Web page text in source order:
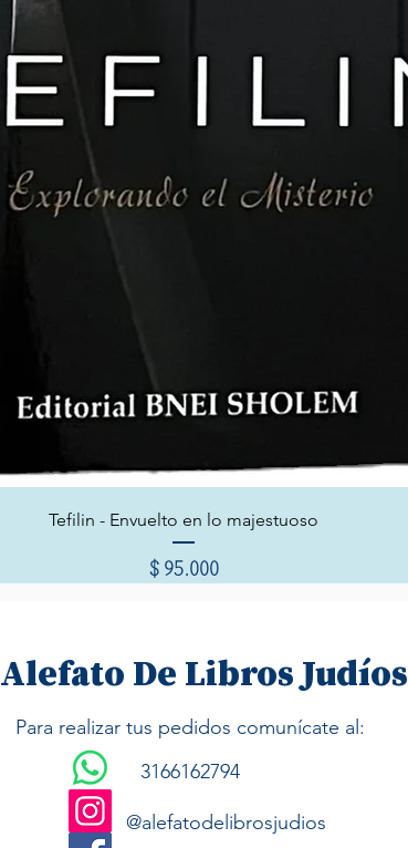
Vista rápida
Tefilin - Envuelto en lo majestuoso
Precio
$ 95.000
Alefato De Libros Judíos
Para realizar tus pedidos comunícate al:
3166162794
@alefatodelibrosjudios